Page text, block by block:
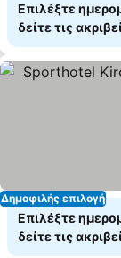
Επιλέξτε
δείτε τις
Δημοφιλής επιλογή
Επιλέξτε
δείτε τις